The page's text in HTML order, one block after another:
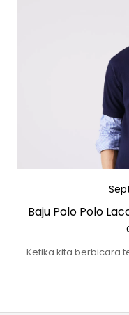
Baju Polo Polo
Ketika kita berbicara